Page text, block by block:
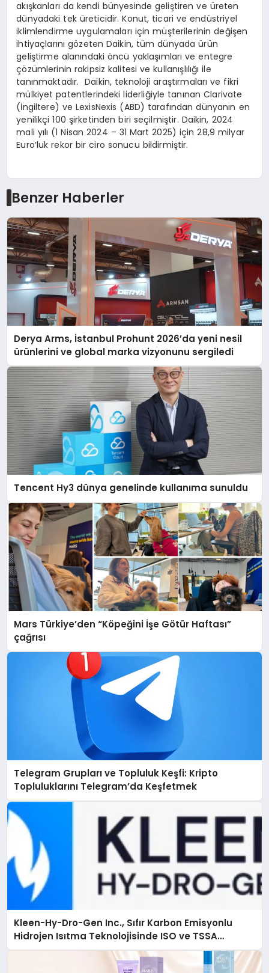
akışkanları da kendi bünyesinde geliştiren ve üreten
dünyadaki tek üreticidir. Konut, ticari ve endüstriyel
iklimlendirme uygulamaları için müşterilerinin değişen
ihtiyaçlarını gözeten Daikin, tüm dünyada ürün
geliştirme alanındaki öncü yaklaşımları ve entegre
çözümlerinin rakipsiz kalitesi ve kullanışlılığı ile
tanınmaktadır. Daikin, teknoloji araştırmaları ve fikri
mülkiyet patentlerindeki liderliğiyle tanınan Clarivate
(İngiltere) ve LexisNexis (ABD) tarafından dünyanın en
yenilikçi 100 şirketinden biri seçilmiştir. Daikin, 2024
mali yılı (1 Nisan 2024 – 31 Mart 2025) için 28,9 milyar
Euro’luk rekor bir ciro sonucu bildirmiştir.
Benzer Haberler
Derya Arms, İstanbul Prohunt 2026’da yeni nesil
ürünlerini ve global marka vizyonunu sergiledi
Tencent Hy3 dünya genelinde kullanıma sunuldu
Mars Türkiye’den “Köpeğini İşe Götür Haftası”
çağrısı
Telegram Grupları ve Topluluk Keşfi: Kripto
Topluluklarını Telegram’da Keşfetmek
Kleen-Hy-Dro-Gen Inc., Sıfır Karbon Emisyonlu
Hidrojen Isıtma Teknolojisinde ISO ve TSSA
Düzenleyici Onaylarını Aldı